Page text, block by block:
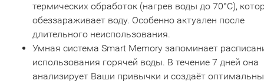
термических обработок (нагрев воды до 70°С),
обеззараживает воду. Особенно актуален после
длительного неиспользования.
Умная система Smart Memory запоминает
использования горячей воды. В течение 7 дней она
анализирует Ваши привычки и создаёт